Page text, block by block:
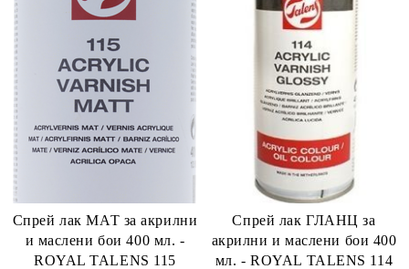
Спрей лак МАТ за акрилни
и маслени бои 400 мл. -
ROYAL TALENS 115
Спрей лак ГЛАНЦ за
акрилни и маслени бои 400
мл. - ROYAL TALENS 114